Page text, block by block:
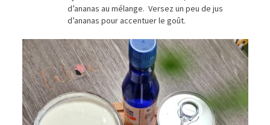
d’ananas au mélange. Versez un peu de jus
d’ananas pour accentuer le goût.